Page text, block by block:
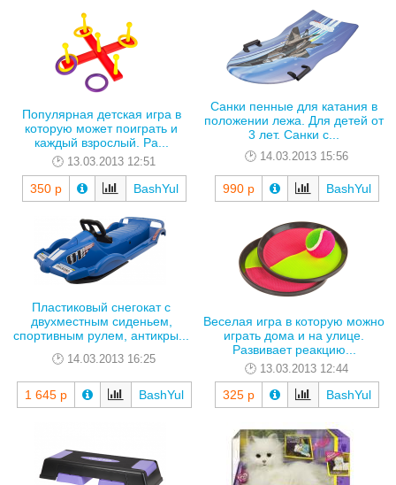
Популярная детская игра в
которую может поиграть и
каждый взрослый. Ра...
13.03.2013 12:51
350 р BashYul
Санки пенные для катания в
положении лежа. Для детей от
3 лет. Санки с...
14.03.2013 15:56
990 р BashYul
Пластиковый снегокат с
двухместным сиденьем,
спортивным рулем, антикры...
14.03.2013 16:25
1 645 р BashYul
Веселая игра в которую можно
играть дома и на улице.
Развивает реакцию...
13.03.2013 12:44
325 р BashYul